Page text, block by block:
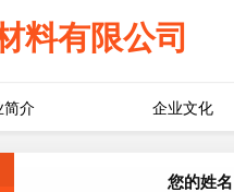
料有限公司
简介 企业文化
您的姓名